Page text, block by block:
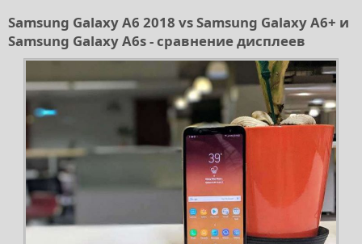
Samsung Galaxy A6 2018 vs Samsung Galaxy A6+ и
Samsung Galaxy A6s - сравнение дисплеев